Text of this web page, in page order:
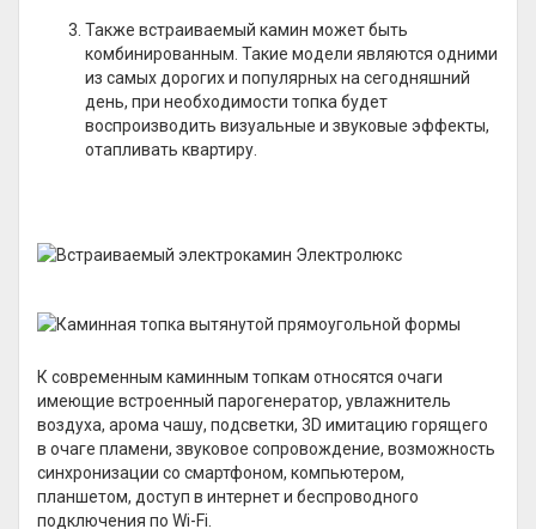
Также встраиваемый камин может быть
комбинированным. Такие модели являются одними
из самых дорогих и популярных на сегодняшний
день, при необходимости топка будет
воспроизводить визуальные и звуковые эффекты,
отапливать квартиру.
К современным каминным топкам относятся очаги
имеющие встроенный парогенератор, увлажнитель
воздуха, арома чашу, подсветки, 3D имитацию горящего
в очаге пламени, звуковое сопровождение, возможность
синхронизации со смартфоном, компьютером,
планшетом, доступ в интернет и беспроводного
подключения по Wi-Fi.